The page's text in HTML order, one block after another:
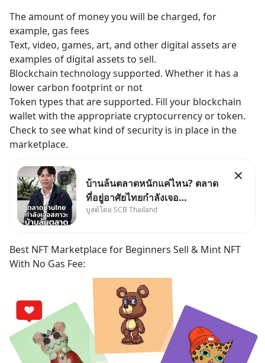
The amount of money you will be charged, for
example, gas fees
Text, video, games, art, and other digital assets are
examples of digital assets to sell.
Blockchain technology supported. Whether it has a
lower carbon footprint or not
Token types that are supported. Fill your blockchain
wallet with the appropriate cryptocurrency or token.
Check to see what kind of security is in place in the
marketplace.
บ้านล้นตลาดหนักแค่ไหน? ตลาด
ที่อยู่อาศัยไทยกำลังเจอ
Oversupply หนักกว่าที่คิด และ
#บ้านล้นตลาด #เศรษฐกิจไทย
สามารถดูคลิปท
บูสต์โดย SCB Thailand
Best NFT Marketplace for Beginners Sell & Mint NFT
With No Gas Fee: